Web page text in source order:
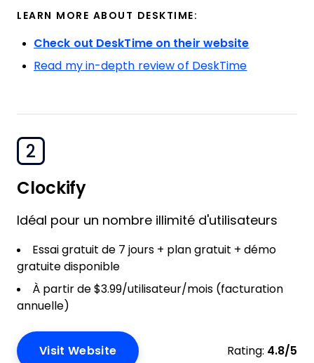
LEARN MORE ABOUT DESKTIME:
Check out DeskTime on their website
Read my in-depth review of DeskTime
2
Clockify
Idéal pour un nombre illimité d'utilisateurs
Essai gratuit de 7 jours + plan gratuit + démo
gratuite disponible
À partir de $3.99/utilisateur/mois (facturation
annuelle)
Visit Website Rating: 4.8/5